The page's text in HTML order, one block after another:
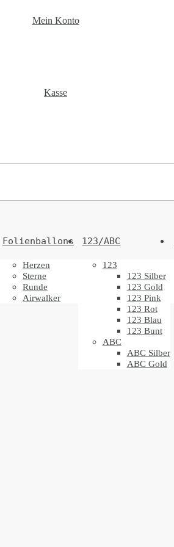
Mein Konto
Kasse
Folienballons
Herzen
Sterne
Runde
Airwalker
123/ABC
123
123 Silber
123 Gold
123 Pink
123 Rot
123 Blau
123 Bunt
ABC
ABC Silber
ABC Gold